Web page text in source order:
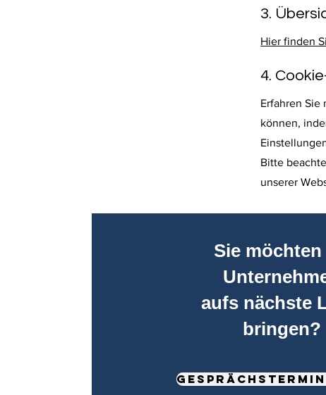
3.
Hier finden
4.
Erfahren Sie
können,
Bitte
unserer
Sie
aufs nächste
bringen?